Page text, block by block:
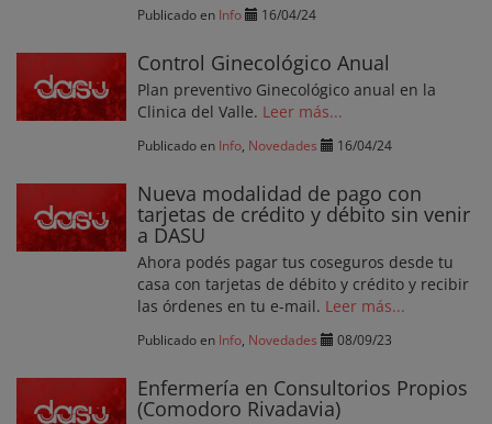
Publicado en Info 16/04/24
Control Ginecológico Anual
Plan preventivo Ginecológico anual en la
Clinica del Valle. Leer más...
Publicado en Info Novedades 16/04/24
Nueva modalidad de pago con
tarjetas de crédito y débito sin venir
a DASU
Ahora podés pagar tus coseguros desde tu
casa con tarjetas de débito y crédito y recibir
las órdenes en tu e-mail. Leer más...
Publicado en Info Novedades 08/09/23
Enfermería en Consultorios Propios
(Comodoro Rivadavia)